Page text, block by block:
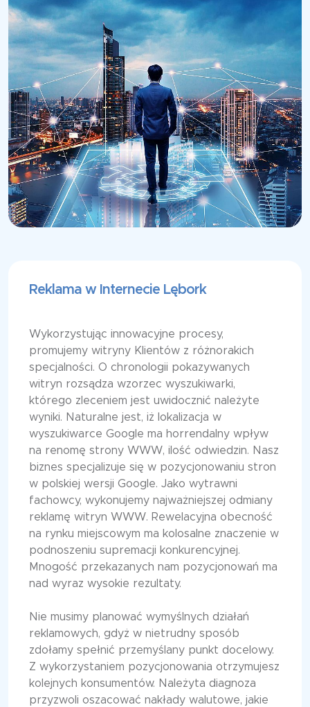
Reklama w Internecie Lębork
Wykorzystując innowacyjne procesy,
promujemy witryny Klientów z różnorakich
specjalności. O chronologii pokazywanych
witryn rozsądza wzorzec wyszukiwarki,
którego zleceniem jest uwidocznić należyte
wyniki. Naturalne jest, iż lokalizacja w
wyszukiwarce Google ma horrendalny wpływ
na renomę strony WWW, ilość odwiedzin. Nasz
biznes specjalizuje się w pozycjonowaniu stron
w polskiej wersji Google. Jako wytrawni
fachowcy, wykonujemy najważniejszej odmiany
reklamę witryn WWW. Rewelacyjna obecność
na rynku miejscowym ma kolosalne znaczenie w
podnoszeniu supremacji konkurencyjnej.
Mnogość przekazanych nam pozycjonowań ma
nad wyraz wysokie rezultaty.
Nie musimy planować wymyślnych działań
reklamowych, gdyż w nietrudny sposób
zdołamy spełnić przemyślany punkt docelowy.
Z wykorzystaniem pozycjonowania otrzymujesz
kolejnych konsumentów. Należyta diagnoza
przyzwoli oszacować nakłady walutowe, jakie